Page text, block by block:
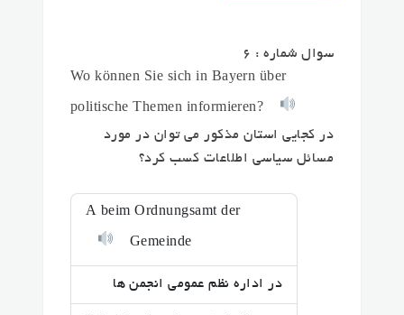
سوال شماره : 6
Wo können Sie sich in Bayern über
politische Themen informieren?
در کجایی استان مذکور می توان در مورد
مسائل سیاسی اطلاعات کسب کرد؟
A beim Ordnungsamt der
Gemeinde
در اداره نظم عمومی انجمن ها